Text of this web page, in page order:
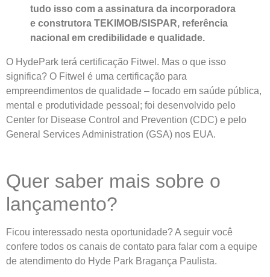
tudo isso com a assinatura da incorporadora
e construtora TEKIMOB/SISPAR, referência
nacional em credibilidade e qualidade.
O HydePark terá certificação Fitwel. Mas o que isso
significa? O Fitwel é uma certificação para
empreendimentos de qualidade – focado em saúde pública,
mental e produtividade pessoal; foi desenvolvido pelo
Center for Disease Control and Prevention (CDC) e pelo
General Services Administration (GSA) nos EUA.
Quer saber mais sobre o
lançamento?
Ficou interessado nesta oportunidade? A seguir você
confere todos os canais de contato para falar com a equipe
de atendimento do Hyde Park Bragança Paulista.